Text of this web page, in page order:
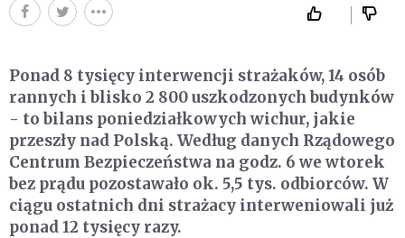
Ponad 8 tysięcy interwencji strażaków, 14 osób
rannych i blisko 2 800 uszkodzonych budynków
- to bilans poniedziałkowych wichur, jakie
przeszły nad Polską. Według danych Rządowego
Centrum Bezpieczeństwa na godz. 6 we wtorek
bez prądu pozostawało ok. 5,5 tys. odbiorców. W
ciągu ostatnich dni strażacy interweniowali już
ponad 12 tysięcy razy.